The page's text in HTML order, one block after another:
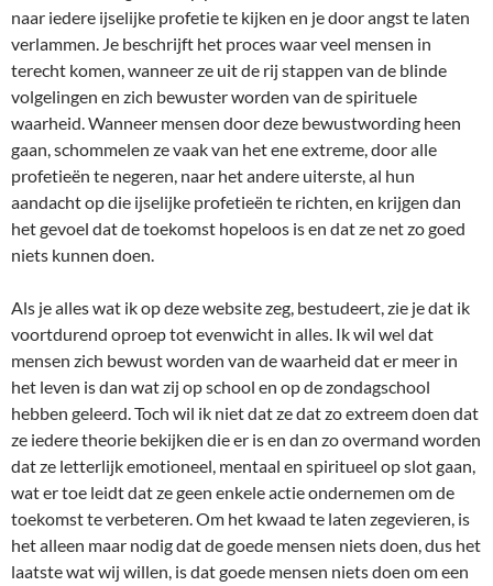
naar iedere ijselijke profetie te kijken en je door angst te laten
verlammen. Je beschrijft het proces waar veel mensen in
terecht komen, wanneer ze uit de rij stappen van de blinde
volgelingen en zich bewuster worden van de spirituele
waarheid. Wanneer mensen door deze bewustwording heen
gaan, schommelen ze vaak van het ene extreme, door alle
profetieën te negeren, naar het andere uiterste, al hun
aandacht op die ijselijke profetieën te richten, en krijgen dan
het gevoel dat de toekomst hopeloos is en dat ze net zo goed
niets kunnen doen.
Als je alles wat ik op deze website zeg, bestudeert, zie je dat ik
voortdurend oproep tot evenwicht in alles. Ik wil wel dat
mensen zich bewust worden van de waarheid dat er meer in
het leven is dan wat zij op school en op de zondagschool
hebben geleerd. Toch wil ik niet dat ze dat zo extreem doen dat
ze iedere theorie bekijken die er is en dan zo overmand worden
dat ze letterlijk emotioneel, mentaal en spiritueel op slot gaan,
wat er toe leidt dat ze geen enkele actie ondernemen om de
toekomst te verbeteren. Om het kwaad te laten zegevieren, is
het alleen maar nodig dat de goede mensen niets doen, dus het
laatste wat wij willen, is dat goede mensen niets doen om een